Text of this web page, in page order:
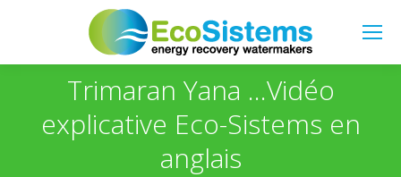
Trimaran Yana …Vidéo
explicative Eco-Sistems en
anglais
Vous êtes ici :